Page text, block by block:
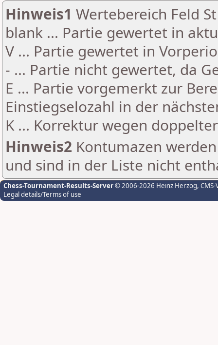
Hinweis1 Wertebereich Feld
blank ... Partie gewertet in
V ... Partie gewertet in
- ... Partie nicht gewertet, da
E ... Partie vorgemerkt zur
Einstiegselozahl in der
K ... Korrektur wegen
Hinweis2 Kontumazen
und sind in der Liste nicht
Chess-Tournament-Results-Server© 2006-2026 Heinz Herzog,
Legal details/Terms of use